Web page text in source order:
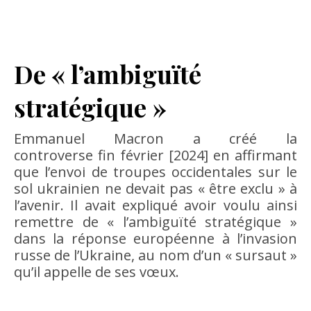
De « l’ambiguïté
stratégique »
Emmanuel Macron a créé la
controverse fin février [2024] en affirmant
que l’envoi de troupes occidentales sur le
sol ukrainien ne devait pas « être exclu » à
l’avenir. Il avait expliqué avoir voulu ainsi
remettre de « l’ambiguïté stratégique »
dans la réponse européenne à l’invasion
russe de l’Ukraine, au nom d’un « sursaut »
qu’il appelle de ses vœux.